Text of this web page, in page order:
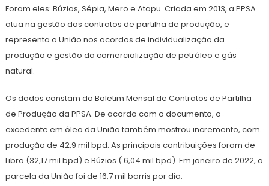
Foram eles: Búzios, Sépia, Mero e Atapu. Criada em 2013, a PPSA
atua na gestão dos contratos de partilha de produção, e
representa a União nos acordos de individualização da
produção e gestão da comercialização de petróleo e gás
natural.
Os dados constam do Boletim Mensal de Contratos de Partilha
de Produção da PPSA. De acordo com o documento, o
excedente em óleo da União também mostrou incremento, com
produção de 42,9 mil bpd. As principais contribuições foram de
Libra (32,17 mil bpd) e Búzios ( 6,04 mil bpd). Em janeiro de 2022, a
parcela da União foi de 16,7 mil barris por dia.